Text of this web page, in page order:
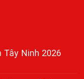
Tây Ninh 2026